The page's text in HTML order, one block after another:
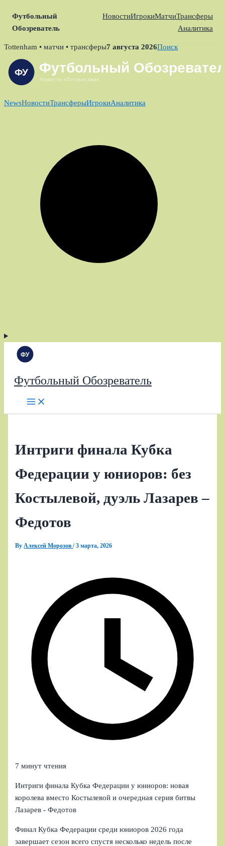
Футбольный
Обозреватель
НовостиИгрокиМатчиТрансферы
Аналитика
Skip
content
Tottenham • матчи • трансферы7 августа 2026Поиск
NewsНовостиТрансферыИгрокиАналитика
Футбольный Обозреватель
Интриги финала Кубка
Федерации у юниоров: без
Костылевой, дуэль Лазарев –
Федотов
ByАлексей Морозов/3 марта, 2026
7 минут чтения
Интриги финала Кубка Федерации у юниоров: новая
королева вместо Костылевой и очередная серия битвы
Лазарев - Федотов
Финал Кубка Федерации среди юниоров 2026 года
завершает сезон всего спустя несколько недель после